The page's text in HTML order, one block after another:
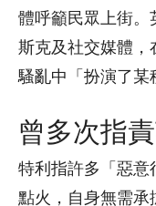
體呼籲民眾上街。
斯克及社交媒體，
騷亂中「扮演了某
曾多次指
特利指許多「惡意
點火，自身無需承